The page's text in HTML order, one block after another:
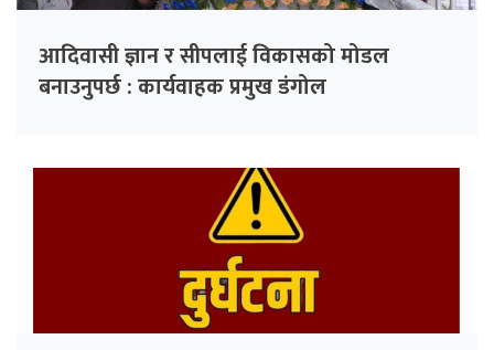
आदिवासी ज्ञान र सीपलाई विकासको मोडल
बनाउनुपर्छ : कार्यवाहक प्रमुख डंगोल